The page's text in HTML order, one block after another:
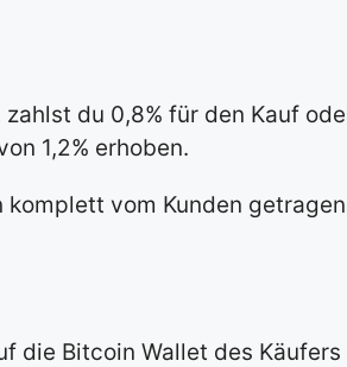
du 0,8% für den Kauf
1,2% erhoben.
komplett vom Kunden
die Bitcoin Wallet des